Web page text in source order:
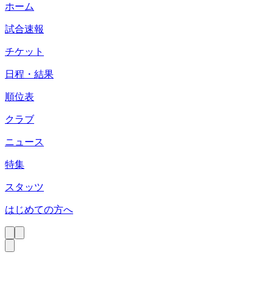
ホーム
試合速報
チケット
日程・結果
順位表
クラブ
ニュース
特集
スタッツ
はじめての方へ